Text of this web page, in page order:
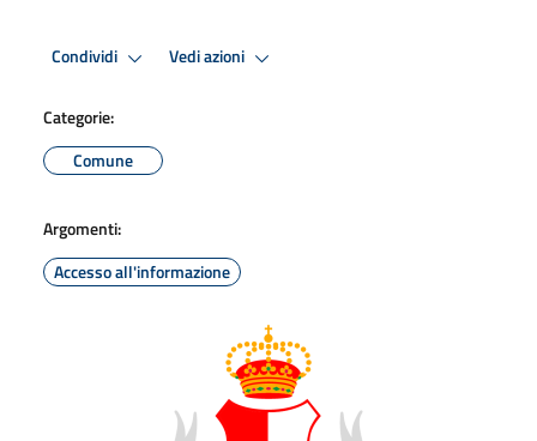
Condividi Vedi azioni
Categorie:
Comune
Argomenti:
Accesso all'informazione